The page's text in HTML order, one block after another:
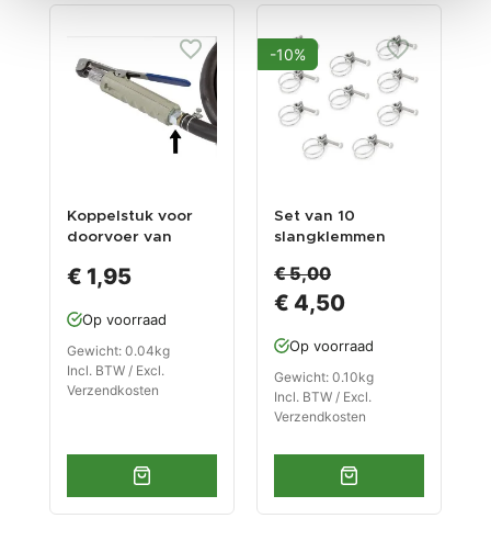
Koppelstuk voor
doorvoer van
€ 1,95
Op voorraad
Gewicht: 0.04kg
Incl. BTW / Excl.
Verzendkosten
-10%
Set van 10
slangklemmen
0012, 0009 en
0010
€ 5,00
€ 4,50
Op voorraad
Gewicht: 0.10kg
Incl. BTW / Excl.
Verzendkosten